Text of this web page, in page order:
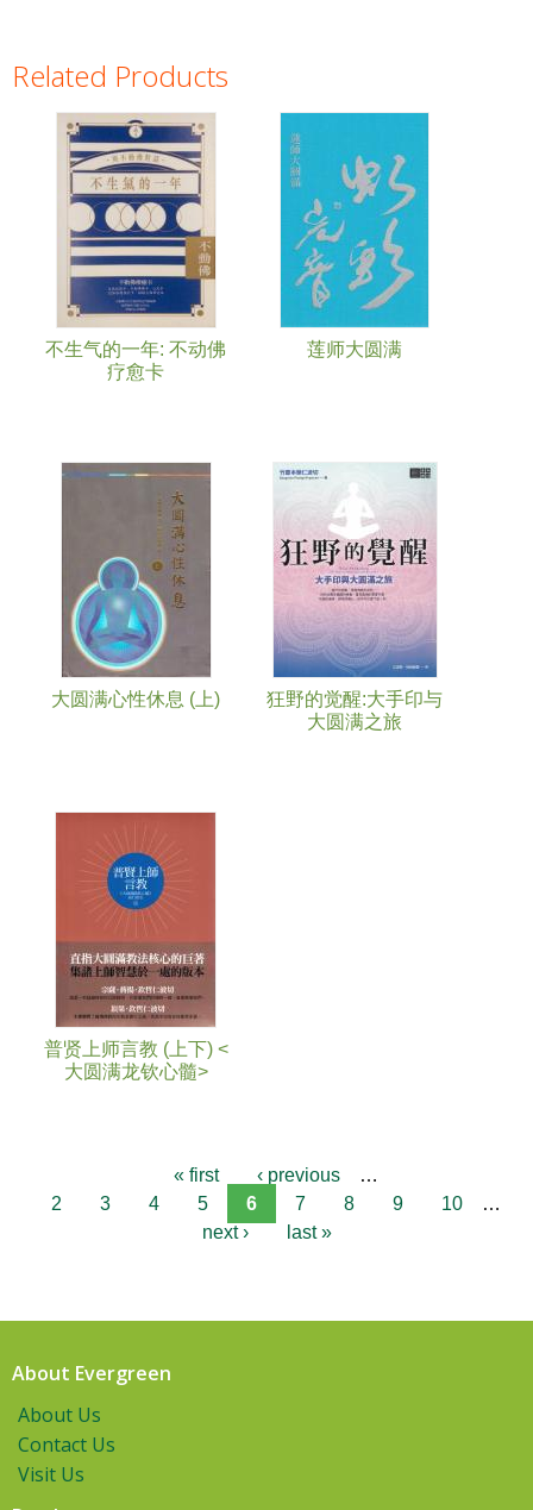
Related Products
不生气的一年: 不动佛
疗愈卡
莲师大圆满
大圆满心性休息 (上)
狂野的觉醒:大手印与
大圆满之旅
普贤上师言教 (上下) <
大圆满龙钦心髓>
Pages
« first ‹ previous
…
2
3 4 5 6 7 8 9 10
…
next ›
last »
About Evergreen
About Us
Contact Us
Visit Us